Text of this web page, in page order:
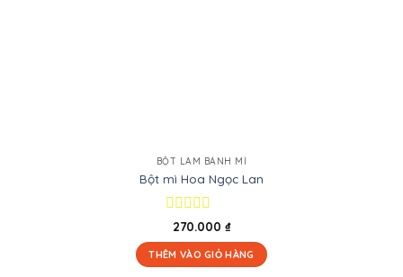
BỘT LÀM BÁNH MÌ
Bột mì Hoa Ngọc Lan
Được
xếp
hạng
0
270.000 ₫
THÊM VÀO GIỎ HÀNG